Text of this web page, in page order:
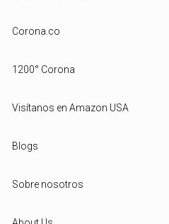
Corona.co
1200° Corona
Visítanos en Amazon USA
Blogs
Sobre nosotros